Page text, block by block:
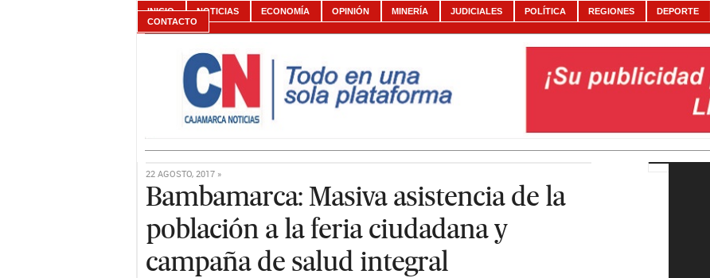
INICIO NOTICIAS ECONOMÍA OPINIÓN MINERÍA JUDICIALES POLÍTICA REGIONES
DEPORTE
CONTACTO
22 AGOSTO, 2017 »
Bambamarca: Masiva asistencia de la
población a la feria ciudadana y
campaña de salud integral